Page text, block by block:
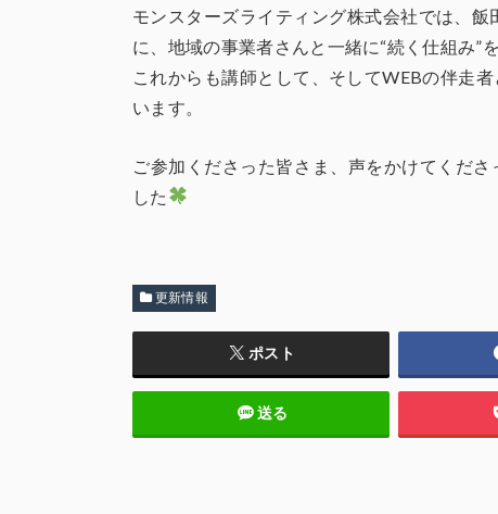
モンスターズライティング株式会社では、
に、地域の事業者さんと一緒に“続く仕組み”
これからも講師として、そしてWEBの伴走
います。
ご参加くださった皆さま、声をかけてくだ
した
更新情報
ポスト
送る